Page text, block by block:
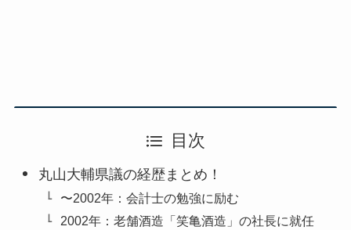
目次
丸山大輔県議の経歴まとめ！
〜2002年：会計士の勉強に励む
2002年：老舗酒造「笑亀酒造」の社長に就任